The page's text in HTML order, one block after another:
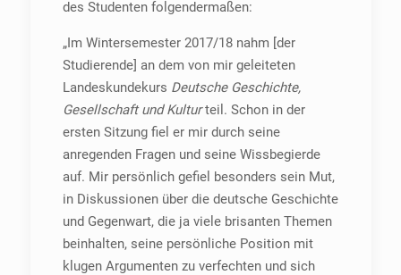
des Studenten folgendermaßen:
„Im Wintersemester 2017/18 nahm [der
Studierende] an dem von mir geleiteten
Landeskundekurs Deutsche Geschichte,
Gesellschaft und Kulturteil. Schon in der
ersten Sitzung fiel er mir durch seine
anregenden Fragen und seine Wissbegierde
auf. Mir persönlich gefiel besonders sein Mut,
in Diskussionen über die deutsche Geschichte
und Gegenwart, die ja viele brisanten Themen
beinhalten, seine persönliche Position mit
klugen Argumenten zu verfechten und sich